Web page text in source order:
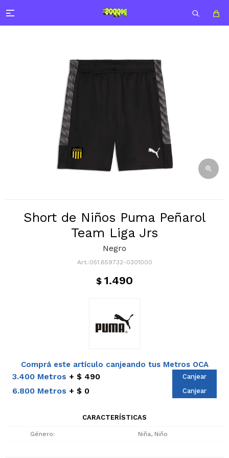

Short de Niños Puma Peñarol
Team Liga Jrs
Negro
051.659732-0301000
$ 1.490
Comprá este artículo canjeando tus Metros OCA
3.400 Metros $ 490 Canjear
6.800 Metros $ 0 Canjear
CARACTERÍSTICAS
Género Niña, Niño